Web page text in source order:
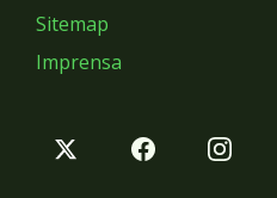
Sitemap
Imprensa